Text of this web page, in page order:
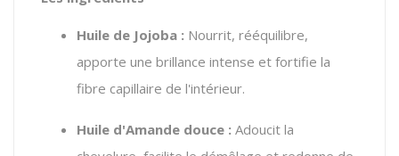
Huile de Jojoba : Nourrit, rééquilibre,
apporte une brillance intense et fortifie la
fibre capillaire de l'intérieur.
Huile d'Amande douce : Adoucit la